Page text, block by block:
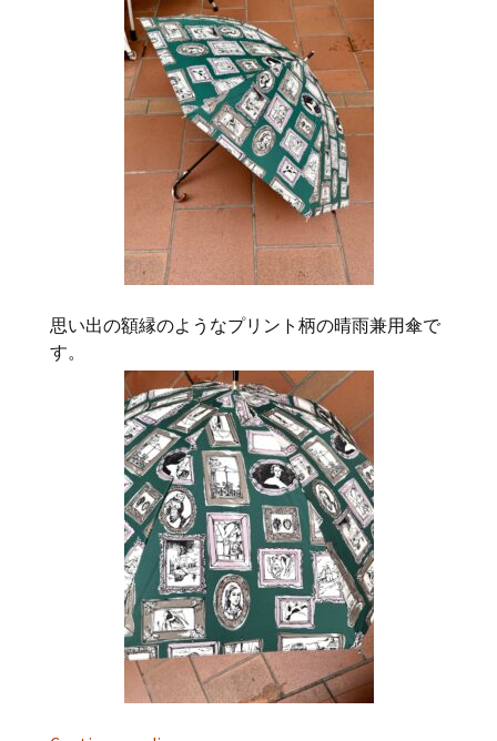
思い出の額縁のようなプリント柄の晴雨兼用傘で
す。